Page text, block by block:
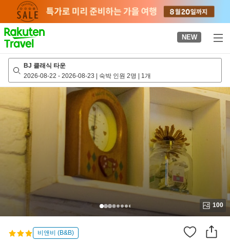
page
NEW
BJ 클래식 타운
2026-08-22 - 2026-08-23 | 숙박 인원 2명 | 1개
100
비앤비 (B&B)